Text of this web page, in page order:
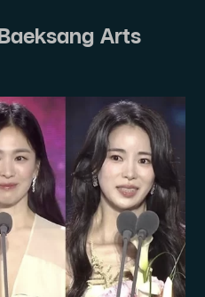
Arts